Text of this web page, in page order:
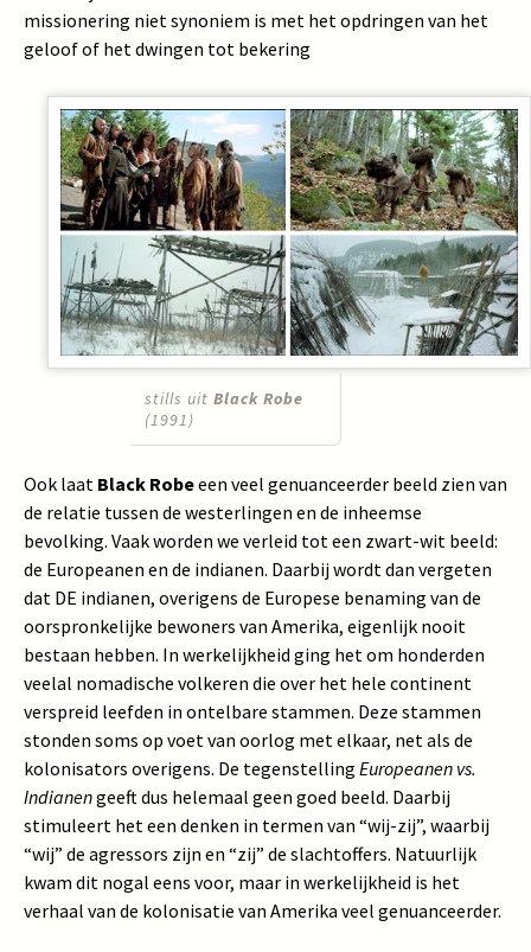
missionering niet synoniem is met het opdringen van het
geloof of het dwingen tot bekering
stills uit Black Robe
(1991)
Ook laat Black Robeeen veel genuanceerder beeld zien van
de relatie tussen de westerlingen en de inheemse
bevolking. Vaak worden we verleid tot een zwart-wit beeld:
de Europeanen en de indianen. Daarbij wordt dan vergeten
dat DE indianen, overigens de Europese benaming van de
oorspronkelijke bewoners van Amerika, eigenlijk nooit
bestaan hebben. In werkelijkheid ging het om honderden
veelal nomadische volkeren die over het hele continent
verspreid leefden in ontelbare stammen. Deze stammen
stonden soms op voet van oorlog met elkaar, net als de
kolonisators overigens. De tegenstelling Europeanen vs.
Indianengeeft dus helemaal geen goed beeld. Daarbij
stimuleert het een denken in termen van “wij-zij”, waarbij
“wij” de agressors zijn en “zij” de slachtoffers. Natuurlijk
kwam dit nogal eens voor, maar in werkelijkheid is het
verhaal van de kolonisatie van Amerika veel genuanceerder.